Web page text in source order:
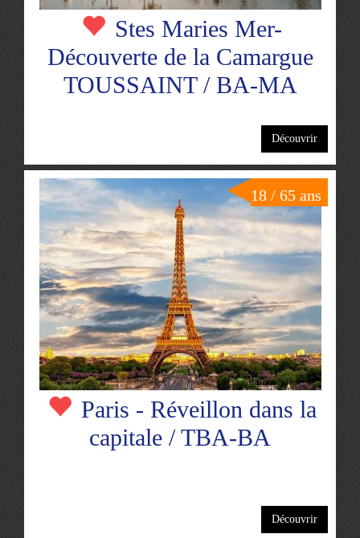
Stes Maries Mer-
Découverte de la Camargue
TOUSSAINT / BA-MA
Découvrir
18 / 65 ans
Paris - Réveillon dans la
capitale / TBA-BA
Découvrir